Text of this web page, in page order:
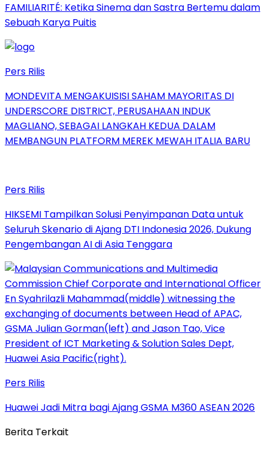
FAMILIARITÉ: Ketika Sinema dan Sastra Bertemu dalam
Sebuah Karya Puitis
Pers Rilis
MONDEVITA MENGAKUISISI SAHAM MAYORITAS DI
UNDERSCORE DISTRICT, PERUSAHAAN INDUK
MAGLIANO, SEBAGAI LANGKAH KEDUA DALAM
MEMBANGUN PLATFORM MEREK MEWAH ITALIA BARU
Pers Rilis
HIKSEMI Tampilkan Solusi Penyimpanan Data untuk
Seluruh Skenario di Ajang DTI Indonesia 2026, Dukung
Pengembangan AI di Asia Tenggara
Pers Rilis
Huawei Jadi Mitra bagi Ajang GSMA M360 ASEAN 2026
Berita Terkait